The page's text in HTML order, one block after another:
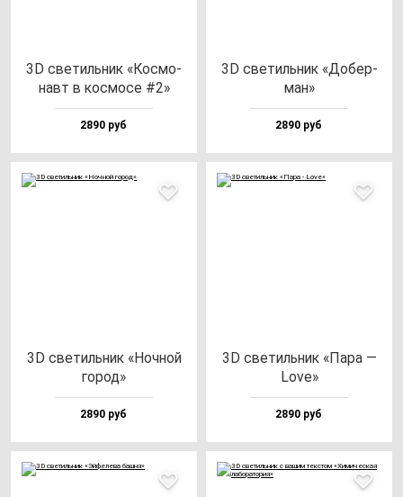
3D све­тиль­ник «Кос­мо­
навт в кос­мо­се #2»
2890 руб
3D све­тиль­ник «Добер­
ман»
2890 руб
3D све­тиль­ник «Ноч­ной
го­род»
2890 руб
3D све­тиль­ник «Пара —
Love»
2890 руб